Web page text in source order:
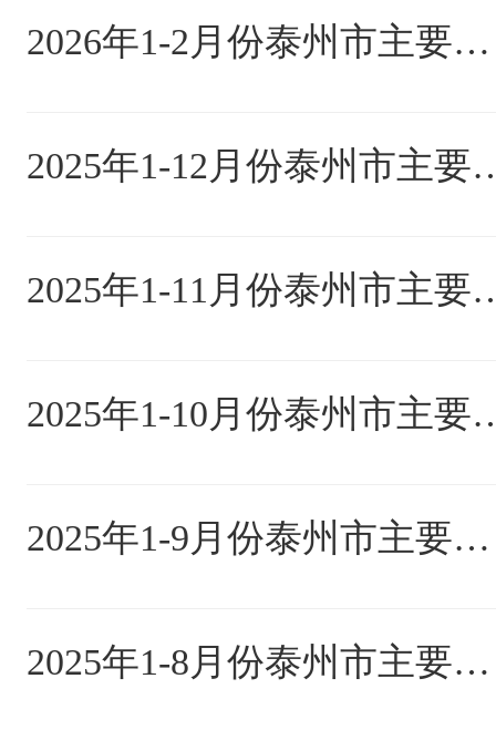
2026年1-2月份泰州市主要指标完成情况
2025年1-12月
2025年1-11月
2025年1-10月
2025年1-9月份泰州市主要指标完成情况
2025年1-8月份泰州市主要指标完成情况